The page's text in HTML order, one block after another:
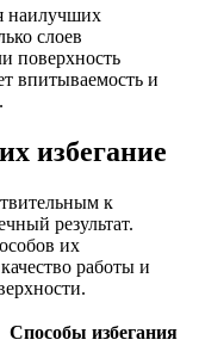
наилучших
слоев
поверхность
впитываемость и
избегание
к
результат.
их
работы и
Способы избегания